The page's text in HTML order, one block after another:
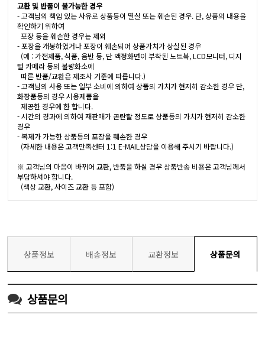
교환 및 반품이 불가능한 경우
- 고객님의 책임 있는 사유로 상품등이 멸실 또는 훼손된 경우. 단, 상품의 내용을
확인하기 위하여
포장 등을 훼손한 경우는 제외
- 포장을 개봉하였거나 포장이 훼손되어 상품가치가 상실된 경우
(예 : 가전제품, 식품, 음반 등, 단 액정화면이 부착된 노트북, LCD모니터, 디지
털 카메라 등의 불량화소에
따른 반품/교환은 제조사 기준에 따릅니다.)
- 고객님의 사용 또는 일부 소비에 의하여 상품의 가치가 현저히 감소한 경우 단,
화장품등의 경우 시용제품을
제공한 경우에 한 합니다.
- 시간의 경과에 의하여 재판매가 곤란할 정도로 상품등의 가치가 현저히 감소한
경우
- 복제가 가능한 상품등의 포장을 훼손한 경우
(자세한 내용은 고객만족센터 1:1 E-MAIL상담을 이용해 주시기 바랍니다.)
※ 고객님의 마음이 바뀌어 교환, 반품을 하실 경우 상품반송 비용은 고객님께서
부담하셔야 합니다.
(색상 교환, 사이즈 교환 등 포함)
상품정보 배송정보 교환정보 상품문의
상품문의